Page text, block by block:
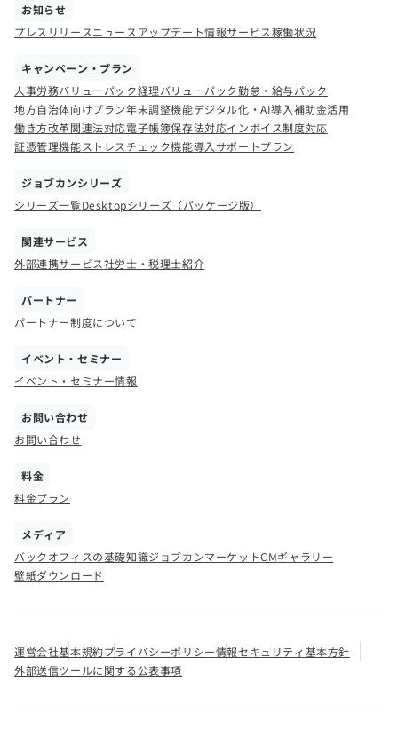
お知らせ
プレスリリースニュース アップデート情報サービス稼働状況
キャンペーン・プラン
人事労務バリューパック経理バリューパック勤怠・給与パック
地方自治体向けプラン年末調整機能デジタル化・AI導入補助金活用
働き方改革関連法対応電子帳簿保存法対応インボイス制度対応
証憑管理機能ストレスチェック機能導入サポートプラン
ジョブカンシリーズ
シリーズ一覧Desktopシリーズ（パッケージ版）
関連サービス
外部連携サービス社労士・税理士紹介
パートナー
パートナー制度について
イベント・セミナー
イベント・セミナー情報
お問い合わせ
お問い合わせ
料金
料金プラン
メディア
バックオフィスの基礎知識ジョブカンマーケットCMギャラリー
壁紙ダウンロード
運営会社基本規約プライバシーポリシー情報セキュリティ基本方針
外部送信ツールに関する公表事項